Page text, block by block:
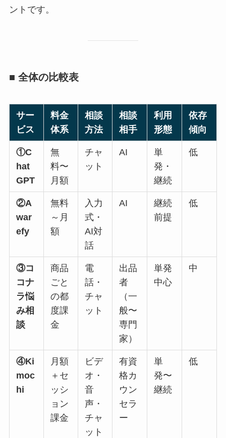
ントです。
■ 全体の比較表
サー
ビス
料金
体系
相談
方法
相談
相手
利用
形態
依存
傾向
①C
hat
GPT
無
料〜
月額
チャ
ット
AI
単
発・
継続
低
②A
war
efy
無料
～月
額
入力
式・
AI対
話
AI
継続
前提
低
③コ
コナ
ラ悩
み相
談
商品
ごと
の都
度課
金
電
話・
チャ
ット
出品
者
（一
般〜
専門
家）
単発
中心
中
④Ki
moc
hi
月額
＋セ
ッシ
ョン
課金
ビデ
オ・
音
声・
チャ
ット
有資
格カ
ウン
セラ
ー
単
発〜
継続
低